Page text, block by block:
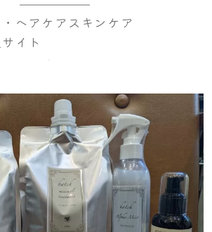
ヘアケアスキンケア
イト